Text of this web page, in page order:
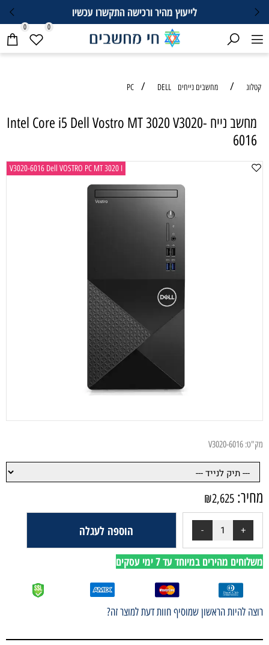
לייעוץ מהיר ורכישה התקשרו עכשיו
מחשבים נייחים PC DELL
מחשב נייח Intel Core i5 Dell Vostro MT 3020 V3020-
6016
V3020-6016 Dell VOSTRO PC MT 3020 I
V3020-6016
₪2,625
הוספה לעגלה
מהירים במיוחד עד 7 ימי עסקים
להיות הראשון שמוסיף חוות דעת למוצר זה?